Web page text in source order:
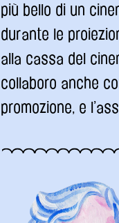
più bello di un
durante le
alla cassa del
collaboro anche
promozione, e